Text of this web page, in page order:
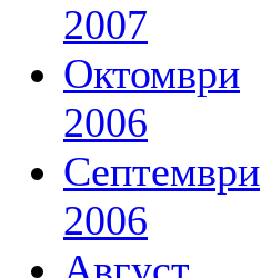
2007
Октомври
2006
Септември
2006